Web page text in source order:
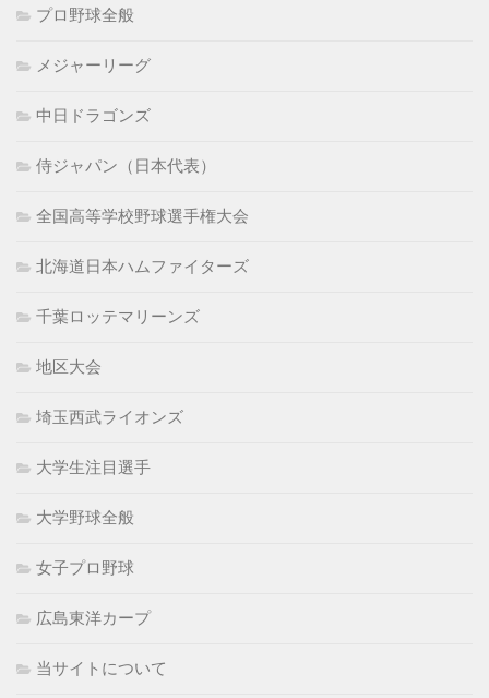
プロ野球全般
メジャーリーグ
中日ドラゴンズ
侍ジャパン（日本代表）
全国高等学校野球選手権大会
北海道日本ハムファイターズ
千葉ロッテマリーンズ
地区大会
埼玉西武ライオンズ
大学生注目選手
大学野球全般
女子プロ野球
広島東洋カープ
当サイトについて